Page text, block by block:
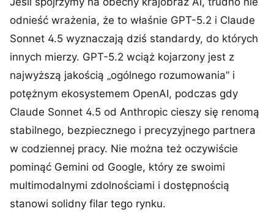
odnieść wrażenia, że to właśnie GPT-5.2 i Claude
Sonnet 4.5 wyznaczają dziś standardy, do których
innych mierzy. GPT-5.2 wciąż kojarzony jest z
najwyższą jakością „ogólnego rozumowania” i
potężnym ekosystemem OpenAI, podczas gdy
Claude Sonnet 4.5 od Anthropic cieszy się renomą
stabilnego, bezpiecznego i precyzyjnego partnera
w codziennej pracy. Nie można też oczywiście
pominąć Gemini od Google, który ze swoimi
multimodalnymi zdolnościami i dostępnością
stanowi solidny filar tego rynku.